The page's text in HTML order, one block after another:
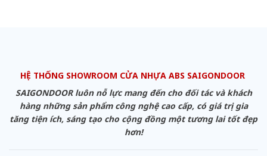
HỆ THỐNG SHOWROOM CỬA NHỰA ABS SAIGONDOOR
SAIGONDOOR luôn nỗ lực mang đến cho đối tác và khách
hàng những sản phẩm công nghệ cao cấp, có giá trị gia
tăng tiện ích, sáng tạo cho cộng đồng một tương lai tốt đẹp
hơn!